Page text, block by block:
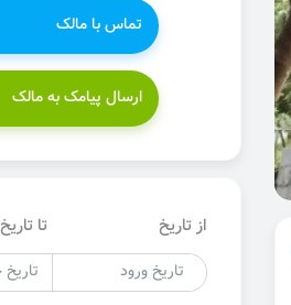
تماس با مالک
ارسال پیامک به مالک
از تاریخ تا تاریخ